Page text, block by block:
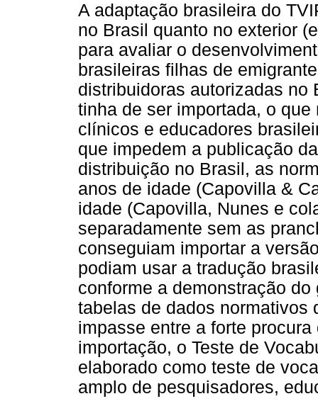
A adaptação brasileira do
no Brasil quanto no exterior
para avaliar o
brasileiras filhas de
distribuidoras autorizadas no
tinha de ser importada, o
clínicos e educadores
que impedem a publicação
distribuição no Brasil, as
anos de idade (Capovilla &
idade (Capovilla, Nunes e
separadamente sem as
conseguiam importar a
podiam usar a tradução
conforme a demonstração
tabelas de dados normativos
impasse entre a forte
importação, o Teste de
elaborado como teste de
amplo de pesquisadores,